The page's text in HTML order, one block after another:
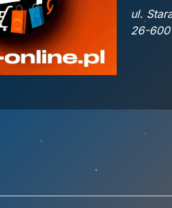
ul.
26-600